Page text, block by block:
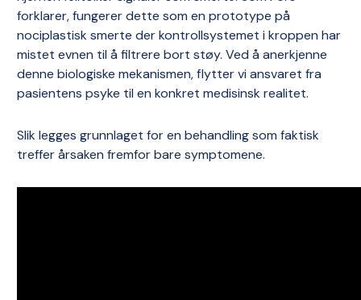
forklarer, fungerer dette som en prototype på
nociplastisk smerte der kontrollsystemet i kroppen har
mistet evnen til å filtrere bort støy. Ved å anerkjenne
denne biologiske mekanismen, flytter vi ansvaret fra
pasientens psyke til en konkret medisinsk realitet.
Slik legges grunnlaget for en behandling som faktisk
treffer årsaken fremfor bare symptomene.